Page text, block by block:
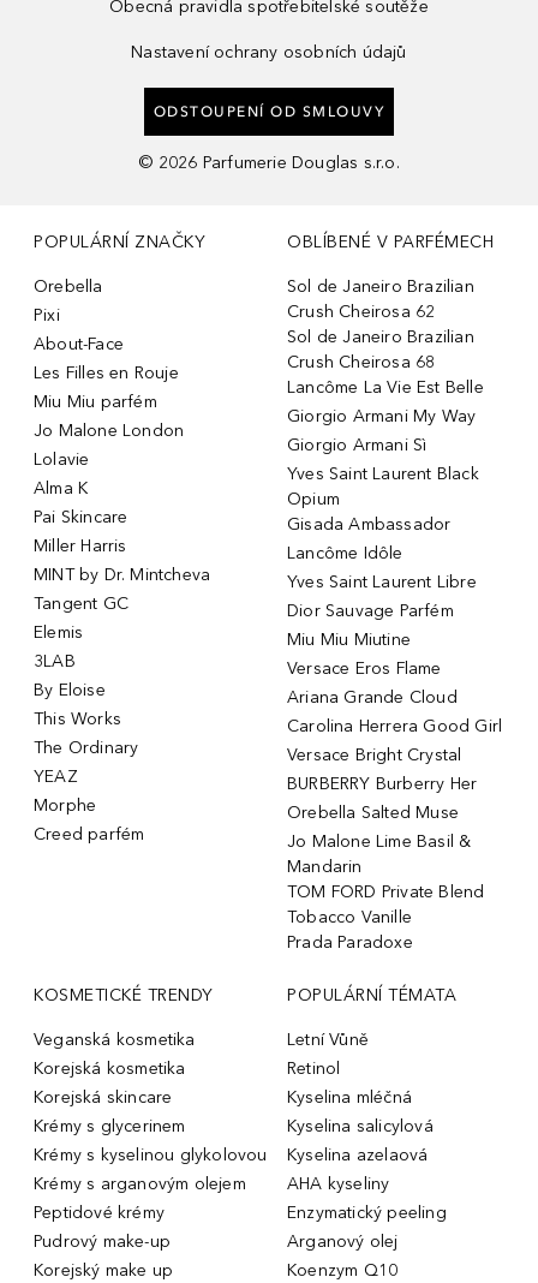
Obecná pravidla spotřebitelské soutěže
Nastavení ochrany osobních údajů
ODSTOUPENÍ OD SMLOUVY
© 2026 Parfumerie Douglas s.r.o.
POPULÁRNÍ ZNAČKY
Orebella
Pixi
About-Face
Les Filles en Rouje
Miu Miu parfém
Jo Malone London
Lolavie
Alma K
Pai Skincare
Miller Harris
MINT by Dr. Mintcheva
Tangent GC
Elemis
3LAB
By Eloise
This Works
The Ordinary
YEAZ
Morphe
Creed parfém
OBLÍBENÉ V PARFÉMECH
Sol de Janeiro Brazilian
Crush Cheirosa 62
Sol de Janeiro Brazilian
Crush Cheirosa 68
Lancôme La Vie Est Belle
Giorgio Armani My Way
Giorgio Armani Sì
Yves Saint Laurent Black
Opium
Gisada Ambassador
Lancôme Idôle
Yves Saint Laurent Libre
Dior Sauvage Parfém
Miu Miu Miutine
Versace Eros Flame
Ariana Grande Cloud
Carolina Herrera Good Girl
Versace Bright Crystal
BURBERRY Burberry Her
Orebella Salted Muse
Jo Malone Lime Basil &
Mandarin
TOM FORD Private Blend
Tobacco Vanille
Prada Paradoxe
KOSMETICKÉ TRENDY
Veganská kosmetika
Korejská kosmetika
Korejská skincare
Krémy s glycerinem
Krémy s kyselinou glykolovou
Krémy s arganovým olejem
Peptidové krémy
Pudrový make-up
Korejský make up
POPULÁRNÍ TÉMATA
Letní Vůně
Retinol
Kyselina mléčná
Kyselina salicylová
Kyselina azelaová
AHA kyseliny
Enzymatický peeling
Arganový olej
Koenzym Q10